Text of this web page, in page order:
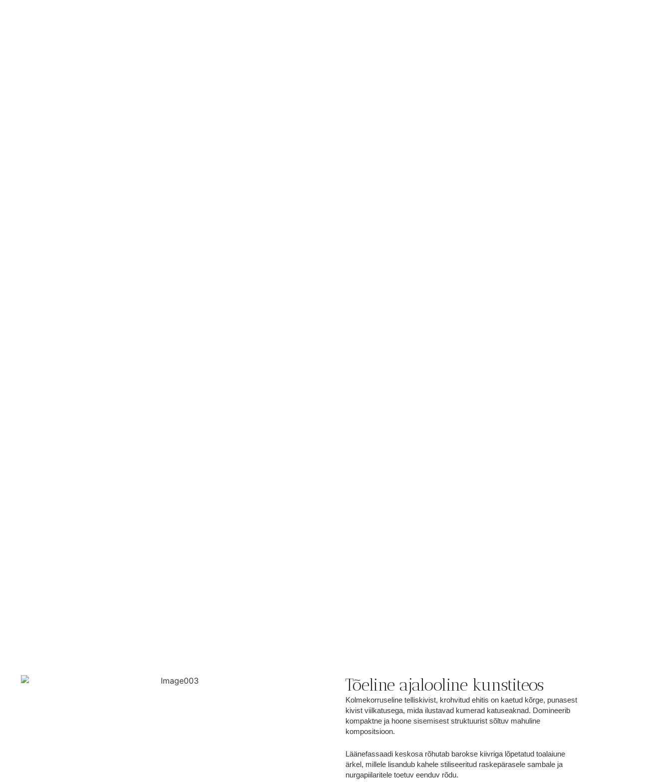
Tõeline ajalooline kunstiteos
Kolmekorruseline telliskivist, krohvitud ehitis on kaetud kõrge, punasest
kivist viilkatusega, mida ilustavad kumerad katuseaknad. Domineerib
kompaktne ja hoone sisemisest struktuurist sõltuv mahuline
kompositsioon.
Läänefassaadi keskosa rõhutab barokse kiivriga lõpetatud toalaiune
ärkel, millele lisandub kahele stiliseeritud raskepärasele sambale ja
nurgapiilaritele toetuv eenduv rõdu.